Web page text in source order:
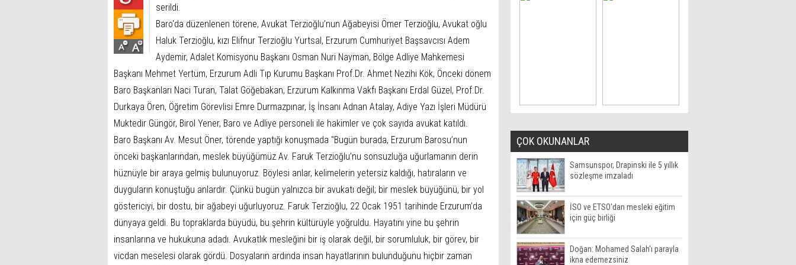
serildi.
Baro'da düzenlenen törene, Avukat Terzioğlu’nun Ağabeyisi Ömer Terzioğlu, Avukat oğlu
Haluk Terzioğlu, kızı Elifnur Terzioğlu Yurtsal, Erzurum Cumhuriyet Başsavcısı Adem
Aydemir, Adalet Komisyonu Başkanı Osman Nuri Nayman, Bölge Adliye Mahkemesi
Başkanı Mehmet Yertüm, Erzurum Adli Tıp Kurumu Başkanı Prof.Dr. Ahmet Nezihi Kök, Önceki dönem
Baro Başkanları Naci Turan, Talat Göğebakan, Erzurum Kalkınma Vakfı Başkanı Erdal Güzel, Prof.Dr.
Durkaya Ören, Öğretim Görevlisi Emre Durmazpınar, İş İnsanı Adnan Atalay, Adiye Yazı İşleri Müdürü
Muktedir Güngör, Birol Yener, Baro ve Adliye personeli ile hakimler ve çok sayıda avukat katıldı.
Baro Başkanı Av. Mesut Öner, törende yaptığı konuşmada "Bugün burada, Erzurum Barosu’nun
önceki başkanlarından, meslek büyüğümüz Av. Faruk Terzioğlu’nu sonsuzluğa uğurlamanın derin
hüznüyle bir araya gelmiş bulunuyoruz. Böylesi anlar, kelimelerin yetersiz kaldığı, hatıraların ve
duyguların konuştuğu anlardır. Çünkü bugün yalnızca bir avukatı değil; bir meslek büyüğünü, bir yol
göstericiyi, bir dostu, bir ağabeyi uğurluyoruz. Faruk Terzioğlu, 22 Ocak 1951 tarihinde Erzurum’da
dünyaya geldi. Bu topraklarda büyüdü, bu şehrin kültürüyle yoğruldu. Hayatını yine bu şehrin
insanlarına ve hukukuna adadı. Avukatlık mesleğini bir iş olarak değil, bir sorumluluk, bir görev, bir
vicdan meselesi olarak gördü. Dosyaların ardında insan hayatlarının bulunduğunu hiçbir zaman
ÇOK OKUNANLAR
Samsunspor, Drapinski ile 5 yıllık
sözleşme imzaladı
İSO ve ETSO'dan mesleki eğitim
için güç birliği
Doğan: Mohamed Salah'ı parayla
ikna edemezsiniz